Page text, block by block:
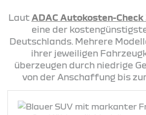
Laut ADAC Autokosten-
eine der
Deutschlands. Mehrere
ihrer jeweiligen
überzeugen durch niedrige
von der Anschaffung bis